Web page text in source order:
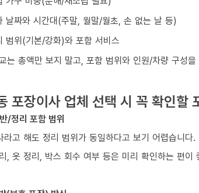
날짜와 시간대(주말, 월말/월초, 손 없는 날 등)
범위(기본/강화)와 포함 서비스
는 총액만 보지 말고, 포함 범위와 인원/차량 구성
포장이사 업체 선택 시 꼭 확인할
/정리 포함 범위
라고 해도 정리 범위가 동일하다고 보기 어렵습니다.
, 옷 정리, 박스 회수 여부 등은 미리 확인하는 편이